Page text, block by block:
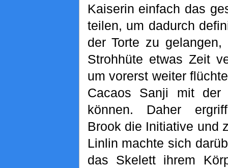
Kaiserin einfach das
teilen, um dadurch
der Torte zu
Strohhüte etwas Zeit
um vorerst weiter
Cacaos Sanji mit der
können. Daher
Brook die Initiative und
Linlin machte sich
das Skelett ihrem